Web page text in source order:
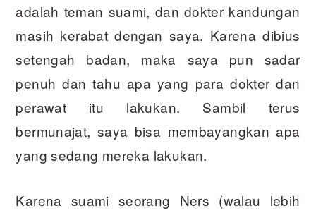
adalah teman suami, dan dokter kandungan
masih kerabat dengan saya. Karena dibius
setengah badan, maka saya pun sadar
penuh dan tahu apa yang para dokter dan
perawat itu lakukan. Sambil terus
bermunajat, saya bisa membayangkan apa
yang sedang mereka lakukan.
Karena suami seorang Ners (walau lebih